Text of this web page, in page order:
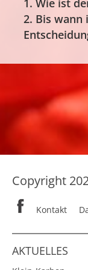
1. Wie ist
2. Bis
Copyright
Kontakt
AKTUELLES